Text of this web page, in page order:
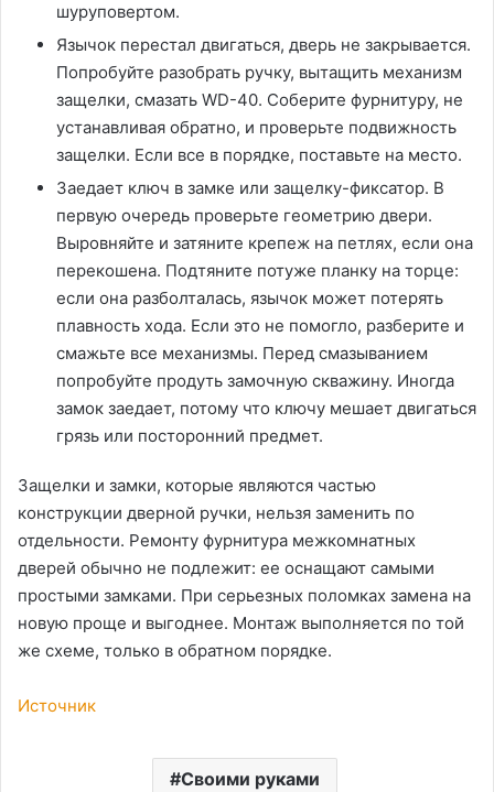
шуруповертом.
Язычок перестал двигаться, дверь не закрывается.
Попробуйте разобрать ручку, вытащить механизм
защелки, смазать WD-40. Соберите фурнитуру, не
устанавливая обратно, и проверьте подвижность
защелки. Если все в порядке, поставьте на место.
Заедает ключ в замке или защелку-фиксатор. В
первую очередь проверьте геометрию двери.
Выровняйте и затяните крепеж на петлях, если она
перекошена. Подтяните потуже планку на торце:
если она разболталась, язычок может потерять
плавность хода. Если это не помогло, разберите и
смажьте все механизмы. Перед смазыванием
попробуйте продуть замочную скважину. Иногда
замок заедает, потому что ключу мешает двигаться
грязь или посторонний предмет.
Защелки и замки, которые являются частью
конструкции дверной ручки, нельзя заменить по
отдельности. Ремонту фурнитура межкомнатных
дверей обычно не подлежит: ее оснащают самыми
простыми замками. При серьезных поломках замена на
новую проще и выгоднее. Монтаж выполняется по той
же схеме, только в обратном порядке.
Источник
Своими руками